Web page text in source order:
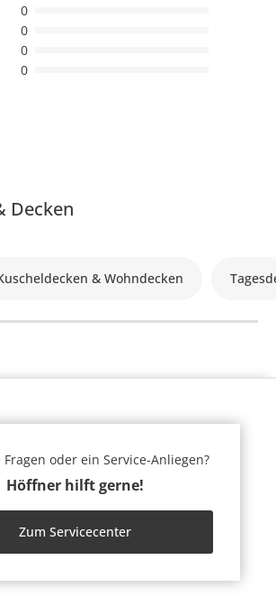
0
0
0
0
Decken
& Wohndecken
Fragen oder ein Service-Anliegen?
Höffner hilft gerne!
Zum Servicecenter